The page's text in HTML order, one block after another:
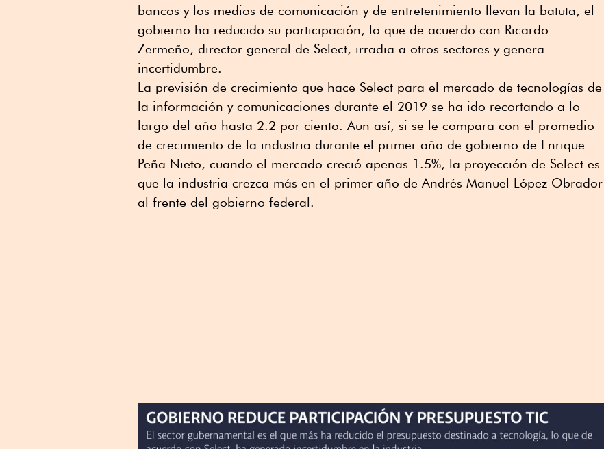
bancos y los medios de comunicación y de entretenimiento llevan la batuta, el
gobierno ha reducido su participación, lo que de acuerdo con Ricardo
Zermeño, director general de Select, irradia a otros sectores y genera
incertidumbre.
La previsión de crecimiento que hace Select para el mercado de tecnologías de
la información y comunicaciones durante el 2019 se ha ido recortando a lo
largo del año hasta 2.2 por ciento. Aun así, si se le compara con el promedio
de crecimiento de la industria durante el primer año de gobierno de Enrique
Peña Nieto, cuando el mercado creció apenas 1.5%, la proyección de Select es
que la industria crezca más en el primer año de Andrés Manuel López Obrador
al frente del gobierno federal.